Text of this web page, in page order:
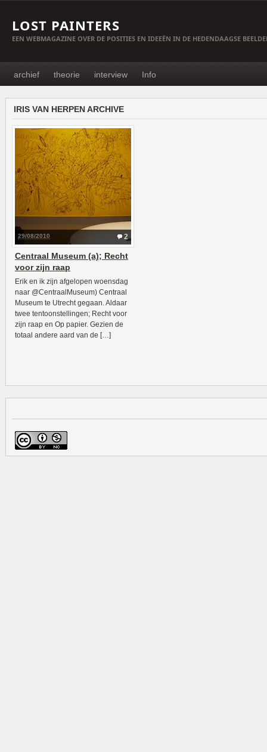
LOST PAINTERS
EEN WEBMAGAZINE OVER DE POSITIES EN IDEEËN IN DE HEDENDAAGSE
archief theorie interview Info
IRIS VAN HERPEN ARCHIVE
2
29/08/2010
Centraal Museum (a); Recht
voor zijn raap
Erik en ik zijn afgelopen woensdag
naar @CentraalMuseum) Centraal
Museum te Utrecht gegaan. Aldaar
twee tentoonstellingen; Recht voor
zijn raap en Op papier. Gezien de
totaal andere aard van de […]